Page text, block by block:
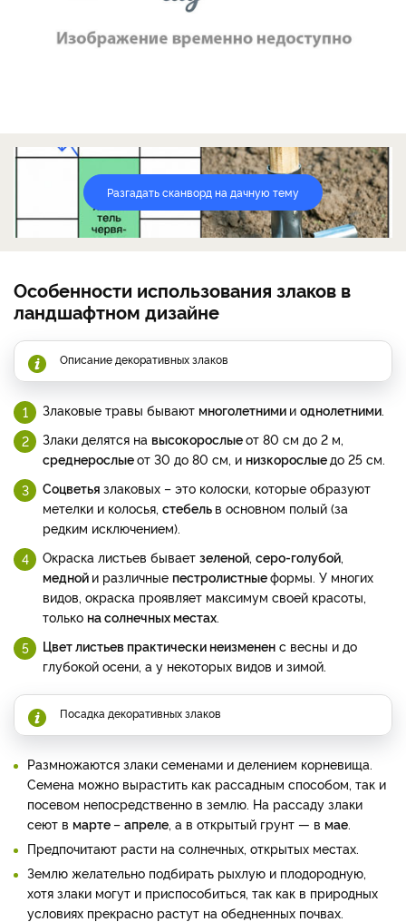
Разгадать сканворд на дачную тему
Особенности использования злаков в
ландшафтном дизайне
Описание декоративных злаков
Злаковые травы бывают многолетними и однолетними
Злаки делятся на высокорослыеот 80 см до 2 м,
среднерослыеот 30 до 80 см, и низкорослые до 25 см.
Соцветья злаковых – это колоски, которые образуют
метелки и колосья, стебель в основном полый (за
редким исключением).
Окраска листьев бывает зеленой серо-голубой
медной и различные пестролистныеформы. У многих
видов, окраска проявляет максимум своей красоты,
только на солнечных местах
Цвет листьев практически неизменен с весны и до
глубокой осени, а у некоторых видов и зимой.
Посадка декоративных злаков
Размножаются злаки семенами и делением корневища.
Семена можно вырастить как рассадным способом, так и
посевом непосредственно в землю. На рассаду злаки
сеют в марте– апреле , а в открытый грунт — в мае
Предпочитают расти на солнечных, открытых местах.
Землю желательно подбирать рыхлую и плодородную,
хотя злаки могут и приспособиться, так как в природных
условиях прекрасно растут на обедненных почвах.